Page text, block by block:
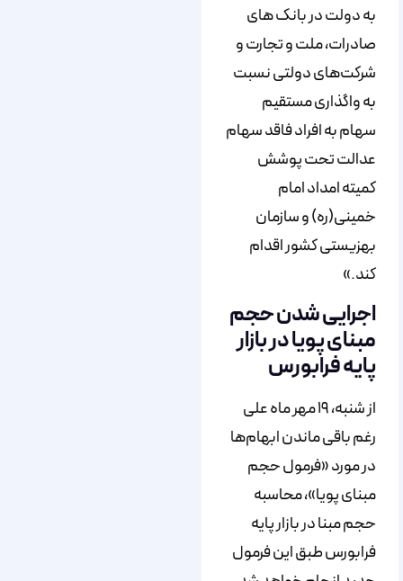
به دولت در بانک های
صادرات، ملت و تجارت و
شرکت‌های دولتی نسبت
به واگذاری مستقیم
سهام به افراد فاقد سهام
عدالت تحت پوشش
کمیته امداد امام
خمینی(ره) و سازمان
بهزیستی کشور اقدام
کند.»
اجرایی شدن حجم
مبنای پویا در بازار
پایه فرابورس
از شنبه، ۱۹ مهر ماه علی
رغم باقی ماندن ابهام‌ها
در مورد «فرمول حجم
مبنای پویا»، محاسبه
حجم مبنا در بازار پایه
فرابورس طبق این فرمول